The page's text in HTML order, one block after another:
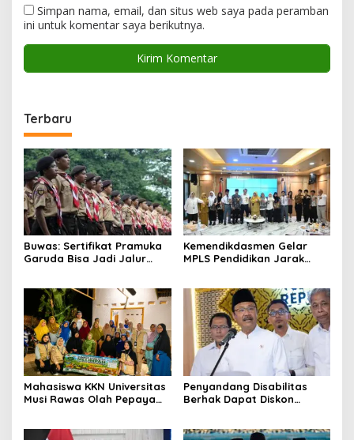
Simpan nama, email, dan situs web saya pada peramban
ini untuk komentar saya berikutnya.
Terbaru
Buwas: Sertifikat Pramuka
Garuda Bisa Jadi Jalur
Kemendikdasmen Gelar
MPLS Pendidikan Jarak
Mahasiswa KKN Universitas
Musi Rawas Olah Pepaya
Desa Air Satan
Penyandang Disabilitas
Berhak Dapat Diskon